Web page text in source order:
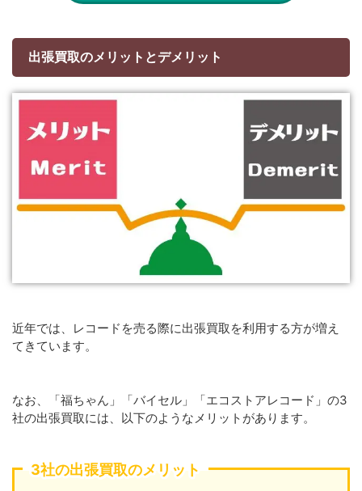
出張買取のメリットとデメリット
近年では、レコードを売る際に出張買取を利用する方が増え
てきています。
なお、「福ちゃん」「バイセル」「エコストアレコード」の3
社の出張買取には、以下のようなメリットがあります。
3社の出張買取のメリット